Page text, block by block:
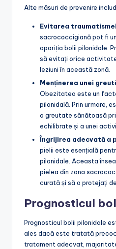
Alte măsuri de prevenire
Evitarea
sacrococcigiană pot fi
apariția bolii pilonidale.
să evitați orice
leziuni în această zonă.
Menținerea unei
Obezitatea este un
pilonidală. Prin urmare,
o greutate sănătoasă
echilibrate și a unei
Îngrijirea adecvată a
pielii este esențială
pilonidale. Aceasta
pielea din zona
curată și să o protejați
Prognosticul
Prognosticul bolii pilonidale
ales dacă este tratată
tratament adecvat,